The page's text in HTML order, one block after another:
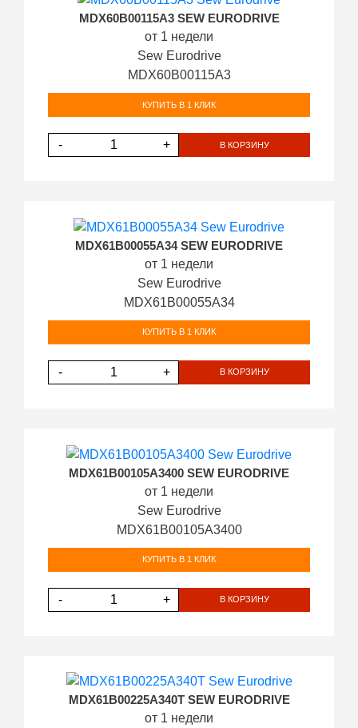
MDX60B00115A3 SEW EURODRIVE
от 1 недели
Sew Eurodrive
MDX60B00115A3
КУПИТЬ В 1 КЛИК
- + В КОРЗИНУ
MDX61B00055A34 SEW EURODRIVE
от 1 недели
Sew Eurodrive
MDX61B00055A34
КУПИТЬ В 1 КЛИК
- + В КОРЗИНУ
MDX61B00105A3400 SEW EURODRIVE
от 1 недели
Sew Eurodrive
MDX61B00105A3400
КУПИТЬ В 1 КЛИК
- + В КОРЗИНУ
MDX61B00225A340T SEW EURODRIVE
от 1 недели